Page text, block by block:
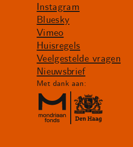
Instagram
Bluesky
Vimeo
Huisregels
Veelgestelde vragen
Nieuwsbrief
Met dank aan: